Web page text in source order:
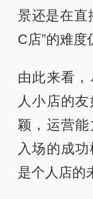
景还是在直
C店”的难度
由此来看
人小店的
颖，运营能
入场的成
是个人店的